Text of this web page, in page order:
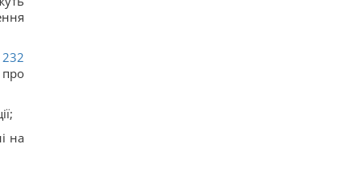
232
на